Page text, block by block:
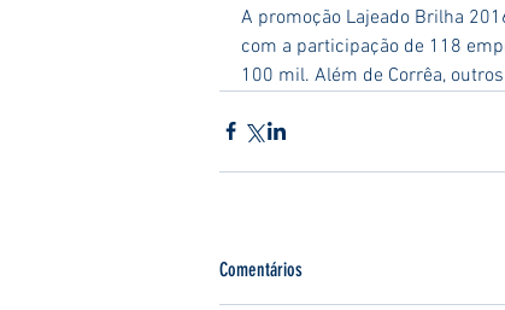
A promoção Lajeado Brilha
com a participação de 118
100 mil. Além de Corrêa,
Comentários